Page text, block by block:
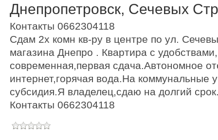
Днепропетровск, Сечевых
Контакты 0662304118
Сдам 2х комн кв-ру в центре по ул.
магазина Днепро . Квартира с
современная,первая сдача.Автономное
интернет,горячая вода.На коммунальные
субсидия.Я владелец,сдаю на долгий
Контакты 0662304118